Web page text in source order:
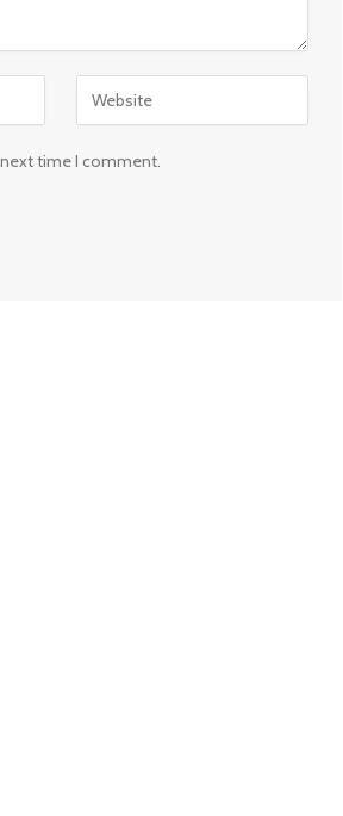
time I comment.